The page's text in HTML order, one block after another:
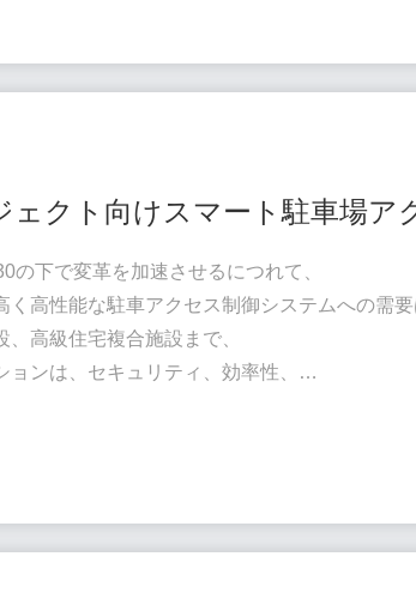
ェクト向けスマート駐車場ア
の下で変革を加速させるにつれて、
く高性能な駐車アクセス制御システムへの需
高級住宅複合施設まで、
ンは、セキュリティ、効率性、
トを推進